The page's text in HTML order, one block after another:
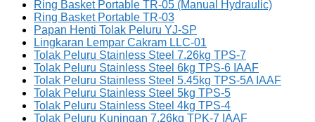
Ring Basket Portable TR-05 (Manual Hydraulic)
Ring Basket Portable TR-03
Papan Henti Tolak Peluru YJ-SP
Lingkaran Lempar Cakram LLC-01
Tolak Peluru Stainless Steel 7.26kg TPS-7
Tolak Peluru Stainless Steel 6kg TPS-6 IAAF
Tolak Peluru Stainless Steel 5.45kg TPS-5A IAAF
Tolak Peluru Stainless Steel 5kg TPS-5
Tolak Peluru Stainless Steel 4kg TPS-4
Tolak Peluru Kuningan 7.26kg TPK-7 IAAF